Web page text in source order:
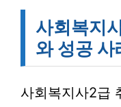
사회복지
와 성공 사
사회복지사2급